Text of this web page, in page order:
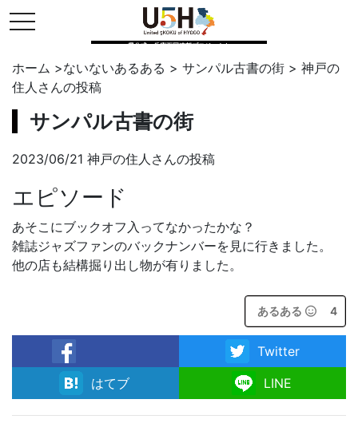
toggle navigation
県公式・兵庫五国連邦プロジェクト
ホーム >ないないあるある > サンパル古書の街 > 神戸の
住人 さんの投稿
サンパル古書の街
2023/06/21 神戸の住人さんの投稿
エピソード
あそこにブックオフ入ってなかったかな？
雑誌ジャズファンのバックナンバーを見に行きました。
他の店も結構掘り出し物が有りました。
あるある 4
facebook
Twitter
はてブ
LINE